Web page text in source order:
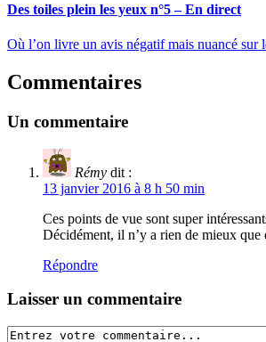
Des toiles plein les yeux n°5 – En direct
Où l’on livre un avis négatif mais nuancé
Commentaires
Un commentaire
Rémy dit :
13 janvier 2016 à 8 h 50 min
Ces points de vue sont super
Décidément, il n’y a rien de mieux
Répondre
Laisser un commentaire